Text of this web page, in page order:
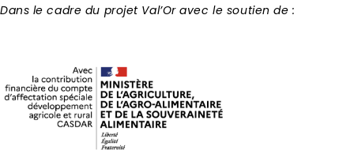
Dans le cadre du projet Val’Or avec le soutien de :